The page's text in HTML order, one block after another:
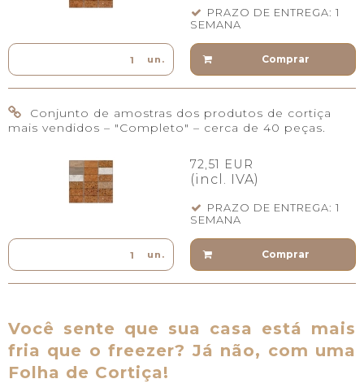
PRAZO DE ENTREGA: 1
SEMANA
un. Comprar
Conjunto de amostras dos produtos de cortiça
mais vendidos – "Completo" – cerca de 40 peças.
72,51 EUR
(incl. IVA)
PRAZO DE ENTREGA: 1
SEMANA
un. Comprar
Você sente que sua casa está mais
fria que o freezer? Já não, com uma
Folha de Cortiça!